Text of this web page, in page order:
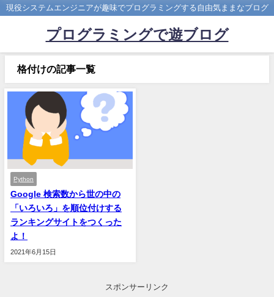
現役システムエンジニアが趣味でプログラミングする自由気ままなブログ
プログラミングで遊ブログ
格付けの記事一覧
Python
Google 検索数から世の中の
「いろいろ」を順位付けする
ランキングサイトをつくった
よ！
2021年6月15日
スポンサーリンク